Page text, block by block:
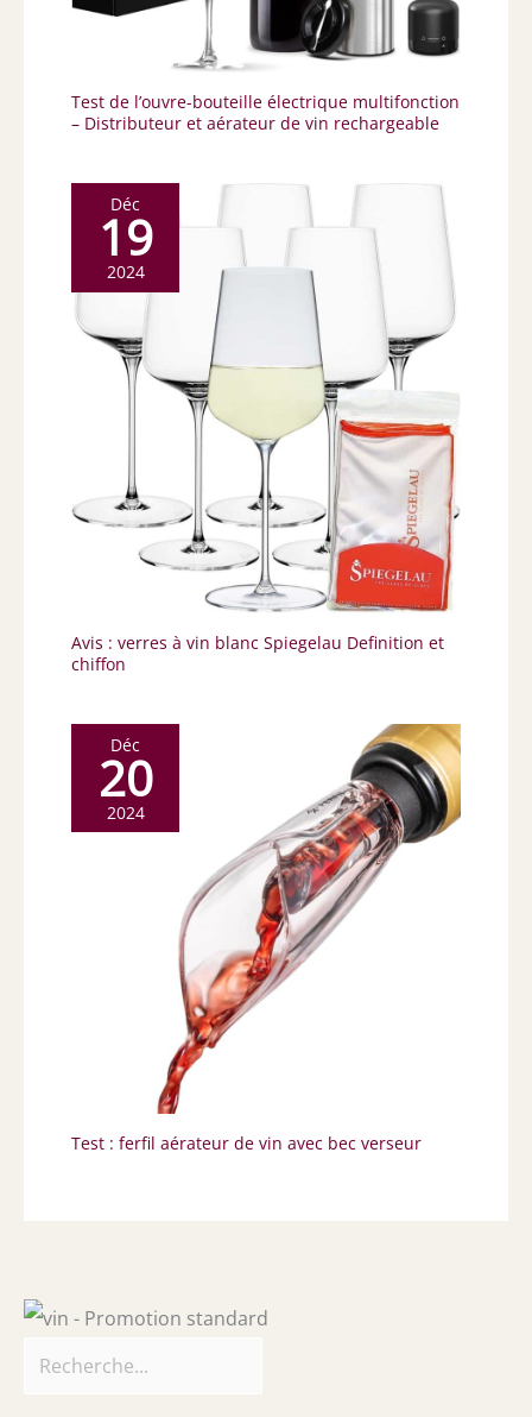
Test de l’ouvre-bouteille électrique multifonction
– Distributeur et aérateur de vin rechargeable
Déc
19
2024
Avis : verres à vin blanc Spiegelau Definition et
chiffon
Déc
20
2024
Test : ferfil aérateur de vin avec bec verseur